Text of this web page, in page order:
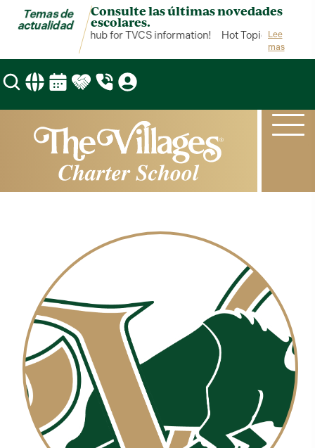
Temas de
actualidad
Consulte las últimas novedades
escolares.
Hot Topics is your hub for TVCS information! Hot Topics is your
Lee
mas